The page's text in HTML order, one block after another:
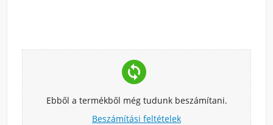
change_circle
Ebből a termékből még tudunk beszámítani.
Beszámítási feltételek